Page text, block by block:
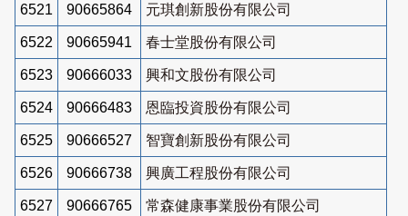
6521 90665864 元琪創新股份有限公司
6522 90665941 春士堂股份有限公司
6523 90666033 興和文股份有限公司
6524 90666483 恩臨投資股份有限公司
6525 90666527 智寶創新股份有限公司
6526 90666738 興廣工程股份有限公司
6527 90666765 常森健康事業股份有限公司